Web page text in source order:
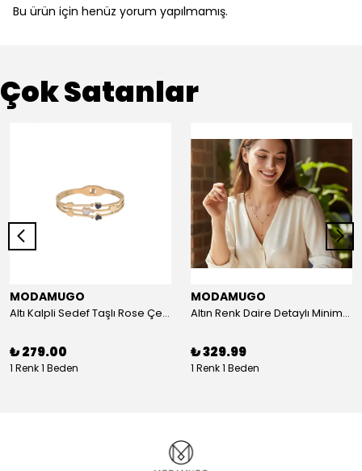
Bu ürün için henüz yorum yapılmamış.
Çok Satanlar
MODAMUGO
Altı Kalpli Sedef Taşlı Rose Çelik Kelepçe Bileklik
₺ 279.00
1 Renk 1 Beden
MODAMUGO
Altın Renk Daire Detaylı Minimal Y Çelik Kolye
₺ 329.99
1 Renk 1 Beden